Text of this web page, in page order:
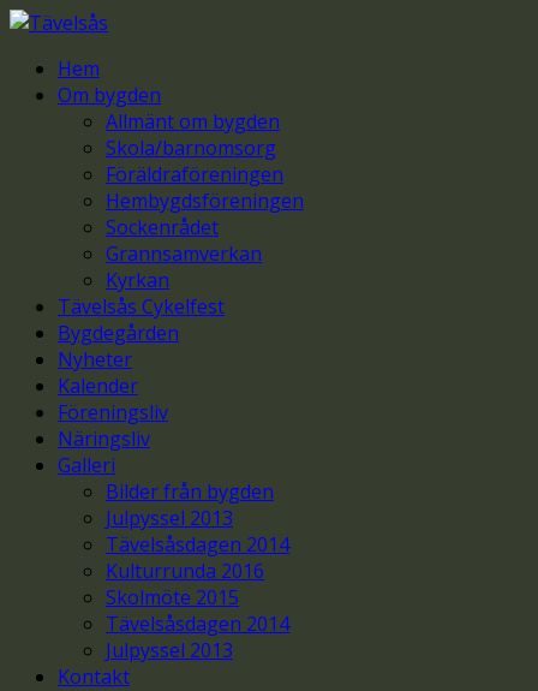
Hem
Om bygden
Allmänt om bygden
Skola/barnomsorg
Föräldraföreningen
Hembygdsföreningen
Sockenrådet
Grannsamverkan
Kyrkan
Tävelsås Cykelfest
Bygdegården
Nyheter
Kalender
Föreningsliv
Näringsliv
Galleri
Bilder från bygden
Julpyssel 2013
Tävelsåsdagen 2014
Kulturrunda 2016
Skolmöte 2015
Tävelsåsdagen 2014
Julpyssel 2013
Kontakt